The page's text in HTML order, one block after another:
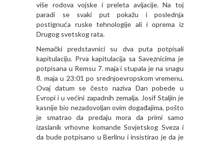
više rodova vojske i preleta avijacije. Na toj
paradi se svaki put pokažu i poslednja
postignuća ruske tehnologije ali i oprema iz
Drugog svetskog rata.
Nemački predstavnici su dva puta potpisali
kapitulaciju. Prva kapitulacija sa Saveznicima je
potpisana u Remsu 7. maja i stupala je na snagu
8. maja u 23:01 po srednjoevropskom vremenu.
Ovaj datum se često naziva Dan pobede u
Evropi i u većini zapadnih zemalja. Josif Staljin je
kasnije bio nezadovoljan ovim događajima, pošto
je smatrao da predaju mora da primi samo
izaslanik vrhovne komande Sovjetskog Sveza i
da bude potpisano u Berlinu i insistirao je da je